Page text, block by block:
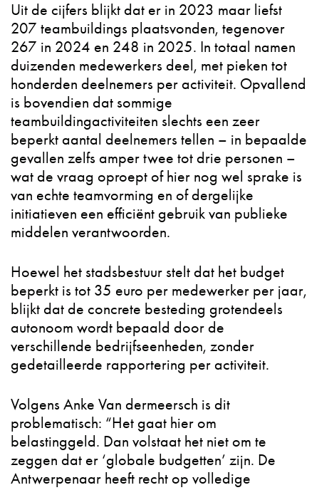
Uit de cijfers blijkt dat er in 2023 maar liefst
207 teambuildings plaatsvonden, tegenover
267 in 2024 en 248 in 2025. In totaal namen
duizenden medewerkers deel, met pieken tot
honderden deelnemers per activiteit. Opvallend
is bovendien dat sommige
teambuildingactiviteiten slechts een zeer
beperkt aantal deelnemers tellen – in bepaalde
gevallen zelfs amper twee tot drie personen –
wat de vraag oproept of hier nog wel sprake is
van echte teamvorming en of dergelijke
initiatieven een efficiënt gebruik van publieke
middelen verantwoorden.
Hoewel het stadsbestuur stelt dat het budget
beperkt is tot 35 euro per medewerker per jaar,
blijkt dat de concrete besteding grotendeels
autonoom wordt bepaald door de
verschillende bedrijfseenheden, zonder
gedetailleerde rapportering per activiteit.
Volgens Anke Van dermeersch is dit
problematisch: “Het gaat hier om
belastinggeld. Dan volstaat het niet om te
zeggen dat er ‘globale budgetten’ zijn. De
Antwerpenaar heeft recht op volledige